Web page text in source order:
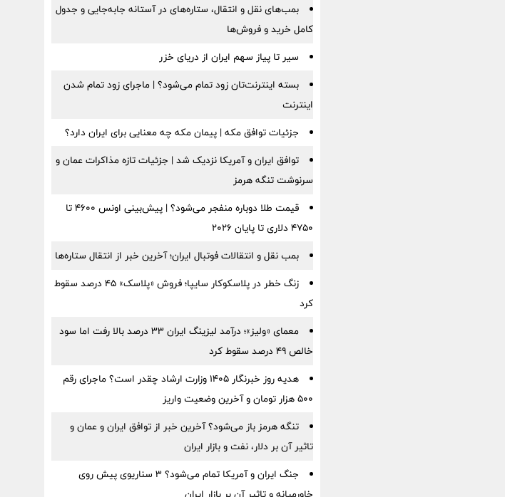
بمب‌های نقل و انتقال، ستاره‌های در آستانه جابه‌جایی و جدول
کامل خرید و فروش‌ها
سیر تا پیاز سهم ایران از دریای خزر
بسته اینترنت‌تان زود تمام می‌شود؟ | ماجرای زود تمام شدن
اینترنت
جزئیات توافق مکه | پیمان مکه چه معنایی برای ایران دارد؟
توافق ایران و آمریکا نزدیک شد | جزئیات تازه مذاکرات عمان و
سرنوشت تنگه هرمز
قیمت طلا دوباره منفجر می‌شود؟ | پیش‌بینی اونس ۴۶۰۰ تا
۴۷۵۰ دلاری تا پایان ۲۰۲۶
بمب نقل‌ و انتقالات فوتبال ایران؛ آخرین خبر از انتقال ستاره‌ها
زنگ خطر در پلاسکوکار سایپا؛ فروش «پلاسک» ۴۵ درصد سقوط
کرد
معمای «ولیز»؛ درآمد لیزینگ ایران ۳۳ درصد بالا رفت اما سود
خالص ۴۹ درصد سقوط کرد
هدیه روز خبرنگار ۱۴۰۵ وزارت ارشاد چقدر است؟ ماجرای رقم
۵۰۰ هزار تومان و آخرین وضعیت واریز
تنگه هرمز باز می‌شود؟ آخرین خبر از توافق ایران و عمان و
تاثیر آن بر دلار، نفت و بازار ایران
جنگ ایران و آمریکا تمام می‌شود؟ ۳ سناریوی پیش روی